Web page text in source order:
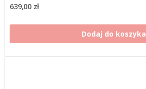
639,00 zł
Dodaj do koszyka